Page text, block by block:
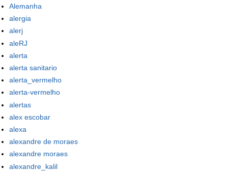
Alemanha
alergia
alerj
aleRJ
alerta
alerta sanitario
alerta_vermelho
alerta-vermelho
alertas
alex escobar
alexa
alexandre de moraes
alexandre moraes
alexandre_kalil